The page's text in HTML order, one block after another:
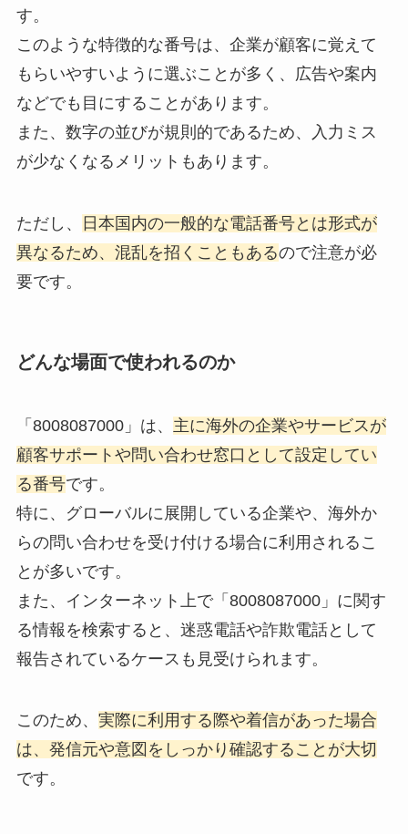
す。
このような特徴的な番号は、企業が顧客に覚えて
もらいやすいように選ぶことが多く、広告や案内
などでも目にすることがあります。
また、数字の並びが規則的であるため、入力ミス
が少なくなるメリットもあります。
ただし、
日本国内の一般的な電話番号とは形式が
異なるため、混乱を招くこともあるので注意が必
要です。
どんな場面で使われるのか
「8008087000」は、 主に海外の企業やサービスが
顧客サポートや問い合わせ窓口として設定してい
る番号です。
特に、グローバルに展開している企業や、海外か
らの問い合わせを受け付ける場合に利用されるこ
とが多いです。
また、インターネット上で「8008087000」に関す
る情報を検索すると、迷惑電話や詐欺電話として
報告されているケースも見受けられます。
このため、 実際に利用する際や着信があった場合
は、発信元や意図をしっかり確認することが大切
です。